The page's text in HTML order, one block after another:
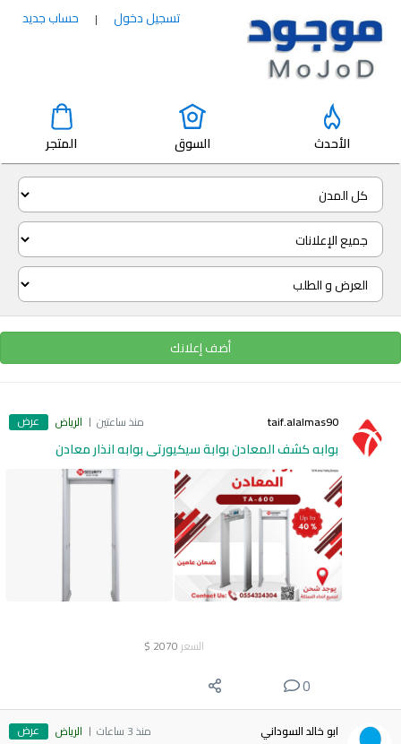
تسجيل دخول | حساب جديد
الأحدث السوق المتجر
أضف إعلانك
taif.alalmas90 منذ ساعتين الرياض عرض
بوابه كشف المعادن بوابة سيكيورتى بوابه انذار معادن
السعر 2070
$
0
ابو خالد السوداني منذ 3 ساعات الرياض عرض